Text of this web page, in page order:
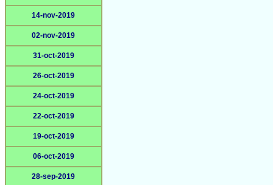
14-nov-2019
02-nov-2019
31-oct-2019
26-oct-2019
24-oct-2019
22-oct-2019
19-oct-2019
06-oct-2019
28-sep-2019